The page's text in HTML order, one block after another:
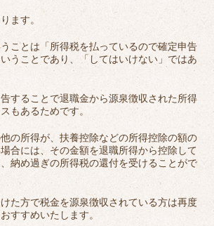
ます。
ことは「所得税を払っているので確定申告
うことであり、「してはいけない」ではあ
することで退職金から源泉徴収された所得
もあるためです。
の所得が、扶養控除などの所得控除の額の
合には、その金額を退職所得から控除して
納め過ぎの所得税の還付を受けることがで
た方で税金を源泉徴収されている方は再度
すすめいたします。